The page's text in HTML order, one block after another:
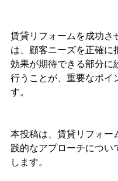
賃貸リフォームを成功さ
は、顧客ニーズを正確に
効果が期待できる部分に
行うことが、重要なポイ
す。
本投稿は、賃貸リフォー
践的なアプローチについ
します。